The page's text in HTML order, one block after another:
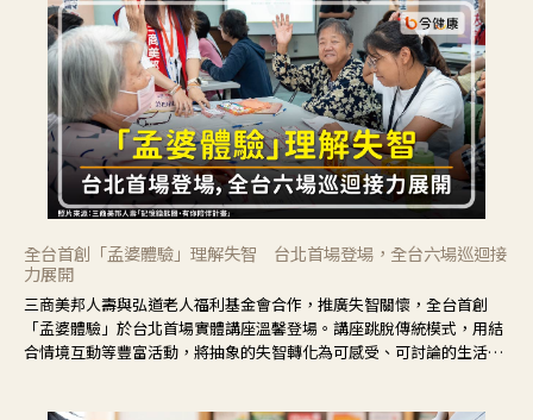
全台首創「孟婆體驗」理解失智 台北首場登場，全台六場巡迴接
力展開
三商美邦人壽與弘道老人福利基金會合作，推廣失智關懷，全台首創
「孟婆體驗」於台北首場實體講座溫馨登場。講座跳脫傳統模式，用結
合情境互動等豐富活動，將抽象的失智轉化為可感受、可討論的生活情